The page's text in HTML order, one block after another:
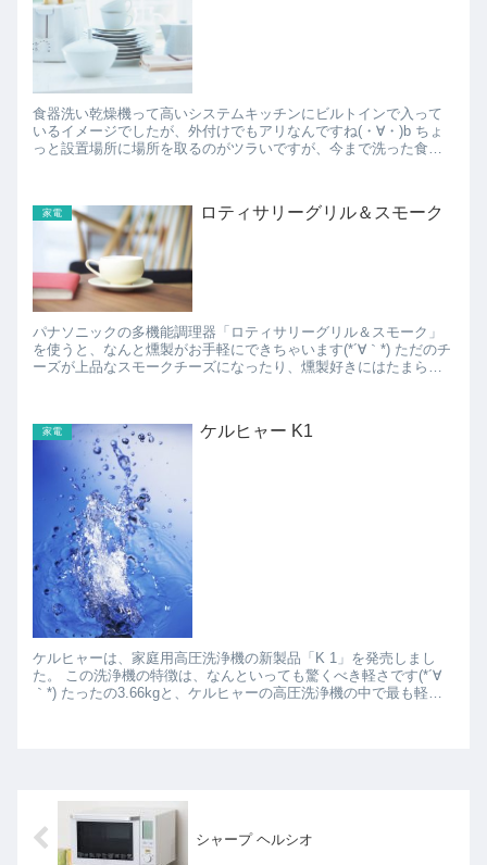
食器洗い乾燥機って高いシステムキッチンにビルトインで入って
いるイメージでしたが、外付けでもアリなんですね(・∀・)b ちょ
っと設置場所に場所を取るのがツラいですが、今まで洗った食器
家電 ロティサリーグリル＆スモーク
パナソニックの多機能調理器「ロティサリーグリル＆スモーク」
を使うと、なんと燻製がお手軽にできちゃいます(*´∀｀*) ただのチ
ーズが上品なスモークチーズになったり、燻製好きにはたまらな
家電 ケルヒャー K1
ケルヒャーは、家庭用高圧洗浄機の新製品「K 1」を発売しまし
た。 この洗浄機の特徴は、なんといっても驚くべき軽さです(*´∀
｀*) たったの3.66kgと、ケルヒャーの高圧洗浄機の中で最も軽量
シャープ ヘルシオ